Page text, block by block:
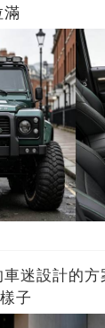
滿
迷設計的
子